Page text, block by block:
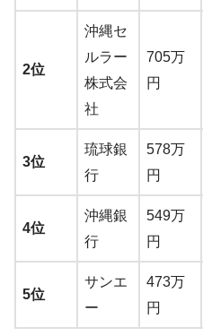
2位
沖縄セ
ルラー
株式会
社
705万
円
3位
琉球銀
行
578万
円
4位
沖縄銀
行
549万
円
5位
サンエ
ー
473万
円